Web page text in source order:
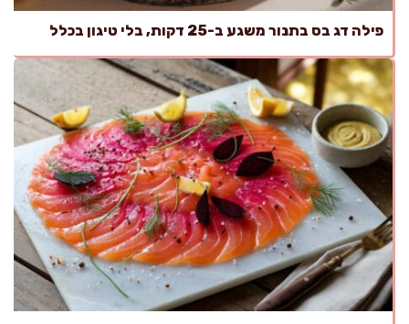
פילה דג בס בתנור משגע ב-25 דקות, בלי טיגון בכלל